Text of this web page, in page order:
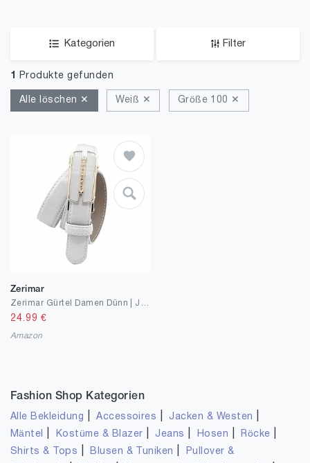
Kategorien Filter
1 Produkte gefunden
Alle löschen ✕ Weiß ✕ Größe 100 ✕
Zerimar
24.99 €
Amazon
Fashion Shop Kategorien
Alle Bekleidung |Accessoires Jacken & Westen
Mäntel Kostüme & Blazer Jeans Hosen Röcke
Shirts & Tops Blusen & Tuniken
Pullover &